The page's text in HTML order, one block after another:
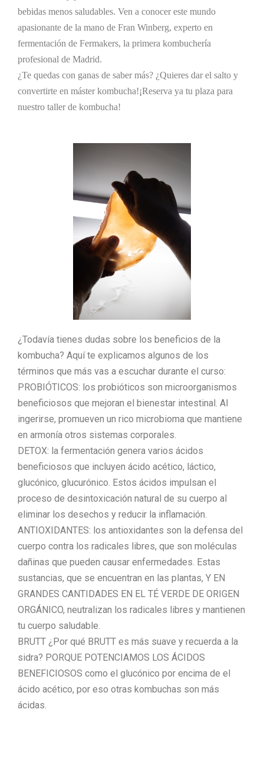
bebidas menos saludables. Ven a conocer este mundo
apasionante de la mano de Fran Winberg, experto en
fermentación de Fermakers, la primera kombuchería
profesional de Madrid.
¿Te quedas con ganas de saber más? ¿Quieres dar el salto y
convertirte en máster kombucha!¡Reserva ya tu plaza para
nuestro taller de kombucha!
¿Todavía tienes dudas sobre los beneficios de la
kombucha? Aquí te explicamos algunos de los
términos que más vas a escuchar durante el curso:
PROBIÓTICOS: los probióticos son microorganismos
beneficiosos que mejoran el bienestar intestinal. Al
ingerirse, promueven un rico microbioma que mantiene
en armonía otros sistemas corporales.
DETOX: la fermentación genera varios ácidos
beneficiosos que incluyen ácido acético, láctico,
glucónico, glucurónico. Estos ácidos impulsan el
proceso de desintoxicación natural de su cuerpo al
eliminar los desechos y reducir la inflamación.
ANTIOXIDANTES: los antioxidantes son la defensa del
cuerpo contra los radicales libres, que son moléculas
dañinas que pueden causar enfermedades. Estas
sustancias, que se encuentran en las plantas, Y EN
GRANDES CANTIDADES EN EL TÉ VERDE DE ORIGEN
ORGÁNICO, neutralizan los radicales libres y mantienen
tu cuerpo saludable.
BRUTT ¿Por qué BRUTT es más suave y recuerda a la
sidra? PORQUE POTENCIAMOS LOS ÁCIDOS
BENEFICIOSOS como el glucónico por encima de el
ácido acético, por eso otras kombuchas son más
ácidas.